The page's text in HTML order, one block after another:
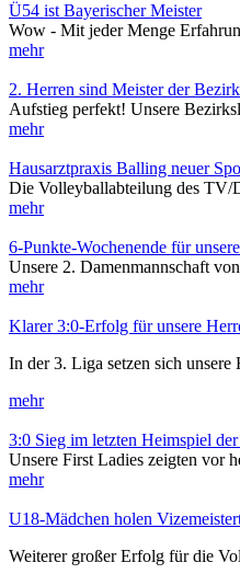
Ü54 ist Bayerischer Meister
Wow - Mit jeder Menge
mehr
2. Herren sind Meister der
Aufstieg perfekt! Unsere
mehr
Hausarztpraxis Balling neuer
Die Volleyballabteilung des TV/
mehr
6-Punkte-Wochenende für
Unsere 2. Damenmannschaft
mehr
Klarer 3:0-Erfolg für unsere
In der 3. Liga setzen sich unsere
mehr
3:0 Sieg im letzten Heimspiel der
Unsere First Ladies zeigten vor
mehr
U18-Mädchen holen
Weiterer großer Erfolg für die